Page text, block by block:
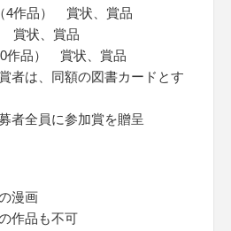
4作品） 賞状、賞品
賞状、賞品
作品） 賞状、賞品
者は、同額の図書カードとす
者全員に参加賞を贈呈
漫画
作品も不可